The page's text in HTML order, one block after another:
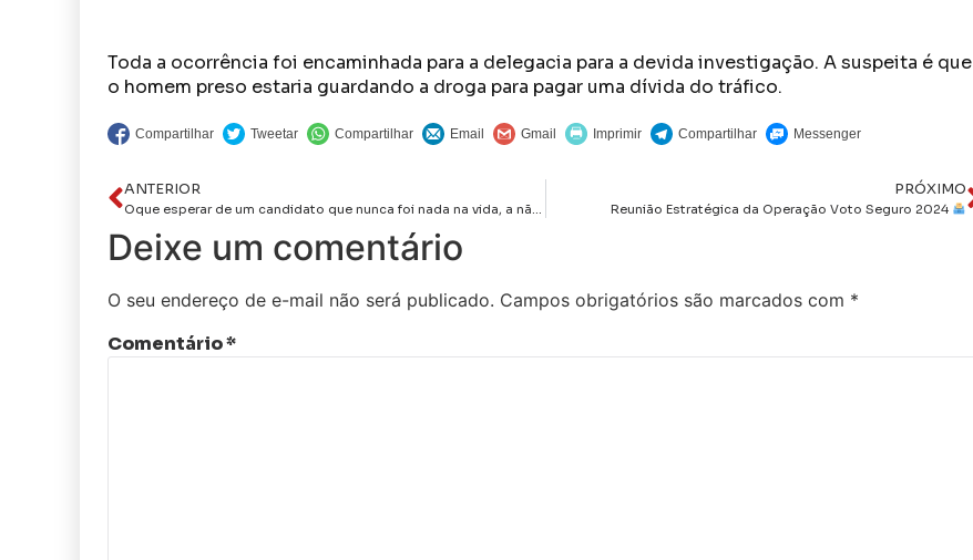
Toda a ocorrência foi encaminhada para a delegacia para a devida investigação. A suspeita é que
o homem preso estaria guardando a droga para pagar uma dívida do tráfico.
ANTERIOR
Oque esperar de um candidato que nunca foi nada na vida, a não ser agressor de eleitor
PRÓXIMO
Reunião Estratégica da Operação Voto Seguro 2024
Deixe um comentário
O seu endereço de e-mail não será publicado. Campos obrigatórios são marcados com *
Comentário*